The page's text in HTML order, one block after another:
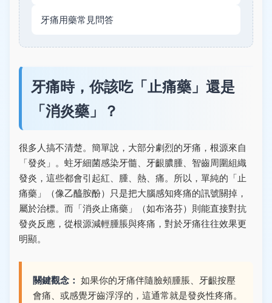
牙痛用藥常見問答
牙痛時，你該吃「止痛藥」還是
「消炎藥」？
很多人搞不清楚。簡單說，大部分劇烈的牙痛，根源來自
「發炎」。蛀牙細菌感染牙髓、牙齦膿腫、智齒周圍組織
發炎，這些都會引起紅、腫、熱、痛。所以，單純的「止
痛藥」（像乙醯胺酚）只是把大腦感知疼痛的訊號關掉，
屬於治標。而「消炎止痛藥」（如布洛芬）則能直接對抗
發炎反應，從根源減輕腫脹與疼痛，對於牙痛往往效果更
明顯。
關鍵觀念： 如果你的牙痛伴隨臉頰腫脹、牙齦按壓
會痛、或感覺牙齒浮浮的，這通常就是發炎性疼痛。